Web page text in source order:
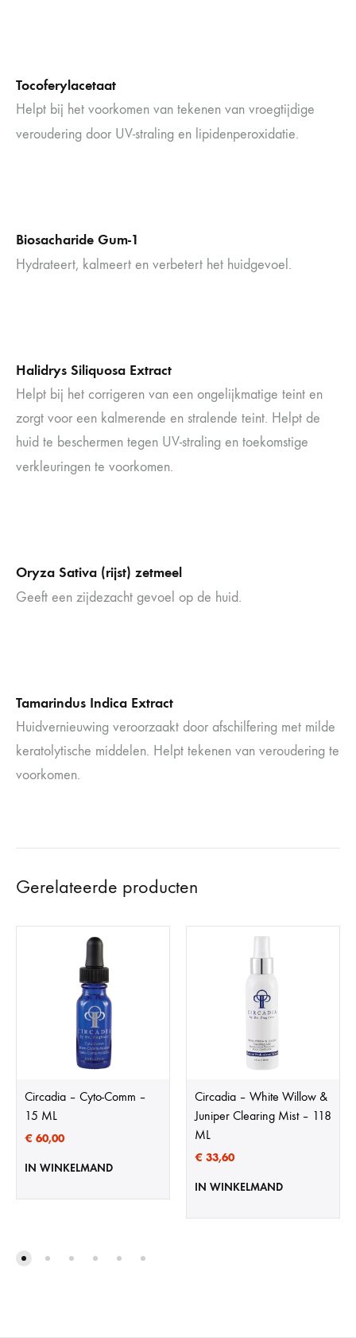
Tocoferylacetaat
Helpt bij het voorkomen van tekenen van vroegtijdige
veroudering door UV-straling en lipidenperoxidatie.
Biosacharide Gum-1
Hydrateert, kalmeert en verbetert het huidgevoel.
Halidrys Siliquosa Extract
Helpt bij het corrigeren van een ongelijkmatige teint en
zorgt voor een kalmerende en stralende teint. Helpt de
huid te beschermen tegen UV-straling en toekomstige
verkleuringen te voorkomen.
Oryza Sativa (rijst) zetmeel
Geeft een zijdezacht gevoel op de huid.
Tamarindus Indica Extract
Huidvernieuwing veroorzaakt door afschilfering met milde
keratolytische middelen. Helpt tekenen van veroudering te
voorkomen.
Gerelateerde producten
Circadia – Cyto-Comm –
15 ML
€ 60,00
IN WINKELMAND
Circadia – White Willow &
Juniper Clearing Mist – 118
ML
€ 33,60
IN WINKELMAND